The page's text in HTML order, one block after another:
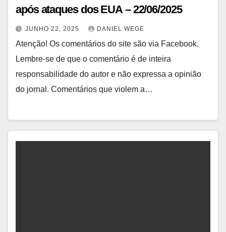
após ataques dos EUA – 22/06/2025
JUNHO 22, 2025 DANIEL WEGE
Atenção! Os comentários do site são via Facebook.
Lembre-se de que o comentário é de inteira
responsabilidade do autor e não expressa a opinião
do jornal. Comentários que violem a…